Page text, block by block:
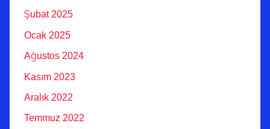
Şubat 2025
Ocak 2025
Ağustos 2024
Kasım 2023
Aralık 2022
Temmuz 2022